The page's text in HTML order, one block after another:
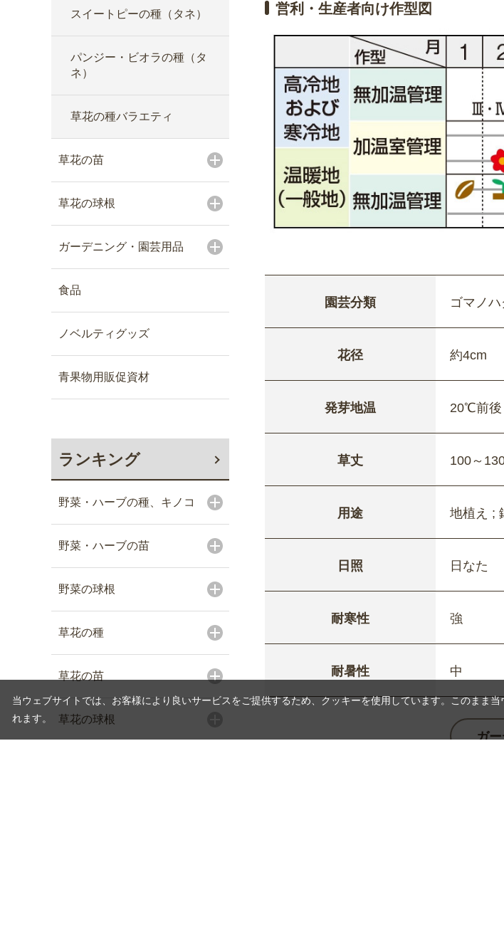
スイートピーの種（タネ）
パンジー・ビオラの種（タ
ネ）
草花の種バラエティ
草花の苗
草花の球根
ガーデニング・園芸用品
食品
ノベルティグッズ
青果物用販促資材
ランキング
野菜・ハーブの種、キノコ
野菜・ハーブの苗
野菜の球根
草花の種
草花の苗
草花の球根
営利・生産者向け作型図
園芸分類 ゴマノ
花径 約4cm
発芽地温 20℃前後
草丈 100～
用途 地植え ;
日照 日なた
耐寒性 強
耐暑性 中
ガ
当ウェブサイトでは、お客様により良いサービスをご提供するため、クッキーを使用しています。このまま
れます。